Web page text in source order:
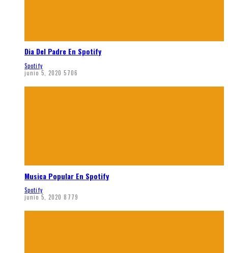
Dia Del Padre En Spotify
Spotify
junio 5, 2020 5706
Musica Popular En Spotify
Spotify
junio 5, 2020 8779